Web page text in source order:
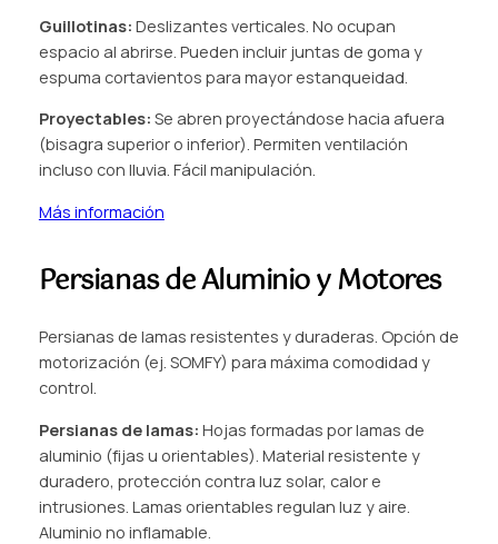
Guillotinas: Deslizantes verticales. No ocupan
espacio al abrirse. Pueden incluir juntas de goma y
espuma cortavientos para mayor estanqueidad.
Proyectables: Se abren proyectándose hacia afuera
(bisagra superior o inferior). Permiten ventilación
incluso con lluvia. Fácil manipulación.
Más información
Persianas de Aluminio y Motores
Persianas de lamas resistentes y duraderas. Opción de
motorización (ej. SOMFY) para máxima comodidad y
control.
Persianas de lamas: Hojas formadas por lamas de
aluminio (fijas u orientables). Material resistente y
duradero, protección contra luz solar, calor e
intrusiones. Lamas orientables regulan luz y aire.
Aluminio no inflamable.